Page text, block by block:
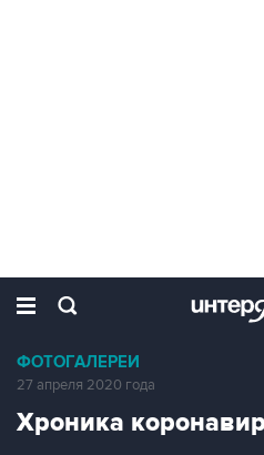
ФОТОГАЛЕРЕИ
27 апреля 2020 года
Хроника